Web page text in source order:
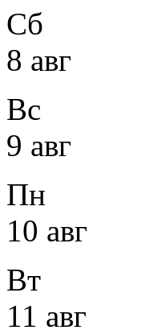
Сб
8 авг
Вс
9 авг
Пн
10 авг
Вт
11 авг